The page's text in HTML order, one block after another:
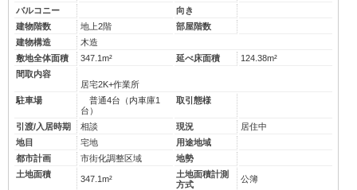
バルコニー
向き
建物階数
地上2階
部屋階数
建物構造
木造
敷地全体面積
347.1m² 延べ床面積
124.38m²
間取内容
居宅2K+作業所
駐車場
普通4台（内車庫1
台）
取引態様
引渡/入居時期 相談 現況
居住中
地目
宅地
用途地域
都市計画
市街化調整区域
地勢
土地面積
347.1m²
土地面積計測
方式
公簿